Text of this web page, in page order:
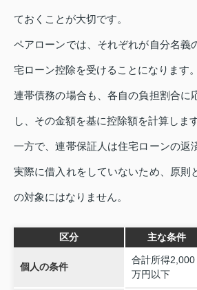
ておくことが大切です。
ペアローンでは、それぞれが自分名義
宅ローン控除を受けることになります。
連帯債務の場合も、各自の負担割合に
し、その金額を基に控除額を計算します
一方で、連帯保証人は住宅ローンの返
実際に借入れをしていないため、原則
の対象にはなりません。
区分 主な条件
個人の条件
合計所得2,000
万円以下